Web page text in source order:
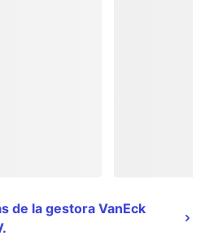
de la gestora VanEck